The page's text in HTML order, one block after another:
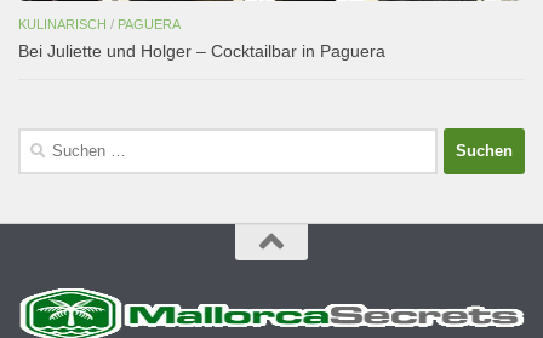
KULINARISCH / PAGUERA
Bei Juliette und Holger – Cocktailbar in Paguera
Suchen